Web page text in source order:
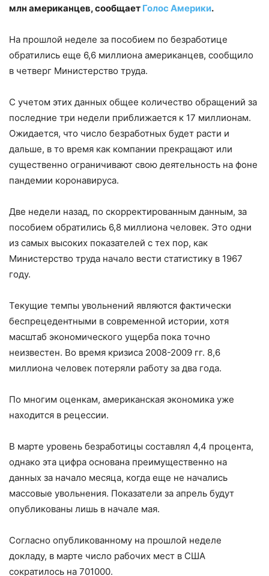
млн американцев, сообщает Голос Америки.
На прошлой неделе за пособием по безработице
обратились еще 6,6 миллиона американцев, сообщило
в четверг Министерство труда.
С учетом этих данных общее количество обращений за
последние три недели приближается к 17 миллионам.
Ожидается, что число безработных будет расти и
дальше, в то время как компании прекращают или
существенно ограничивают свою деятельность на фоне
пандемии коронавируса.
Две недели назад, по скорректированным данным, за
пособием обратились 6,8 миллиона человек. Это одни
из самых высоких показателей с тех пор, как
Министерство труда начало вести статистику в 1967
году.
Текущие темпы увольнений являются фактически
беспрецедентными в современной истории, хотя
масштаб экономического ущерба пока точно
неизвестен. Во время кризиса 2008-2009 гг. 8,6
миллиона человек потеряли работу за два года.
По многим оценкам, американская экономика уже
находится в рецессии.
В марте уровень безработицы составлял 4,4 процента,
однако эта цифра основана преимущественно на
данных за начало месяца, когда еще не начались
массовые увольнения. Показатели за апрель будут
опубликованы лишь в начале мая.
Согласно опубликованному на прошлой неделе
докладу, в марте число рабочих мест в США
сократилось на 701000.